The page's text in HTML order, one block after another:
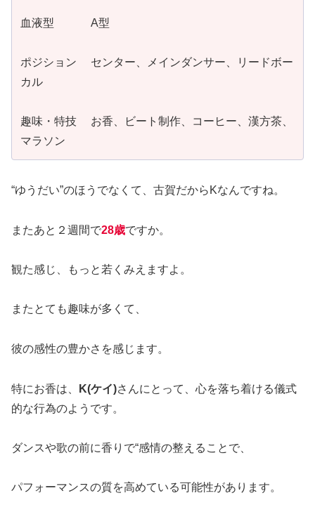
血液型 A型
ポジション センター、メインダンサー、リードボー
カル
趣味・特技 お香、ビート制作、コーヒー、漢方茶、
マラソン
“ゆうだい”のほうでなくて、古賀だからKなんですね。
またあと２週間で28歳ですか。
観た感じ、もっと若くみえますよ。
またとても趣味が多くて、
彼の感性の豊かさを感じます。
特にお香は、 K(ケイ)さんにとって、心を落ち着ける儀式
的な行為のようです。
ダンスや歌の前に香りで“感情の整えることで、
パフォーマンスの質を高めている可能性があります。